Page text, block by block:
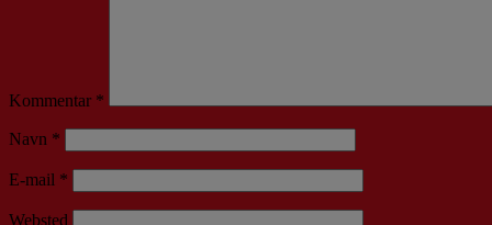
Kommentar *
Navn *
E-mail *
Websted